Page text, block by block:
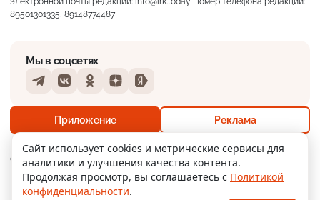
+17° Переменная облачность
Ощущается как +17
14 м/с 759 мм 66%
89501301335, 89148774487
О нас Контакты Прислать новость
Реклама
Мобильное
приложение
Политика
конфиденциальности
Мы в соцсетях
TelegramVKontakteOdnoklassniki
DzenYandex
Приложение Реклама
Сайт использует cookies и метрические сервисы для
аналитики и улучшения качества контента.
Продолжая просмотр, вы соглашаетесь с Политикой
конфиденциальности.